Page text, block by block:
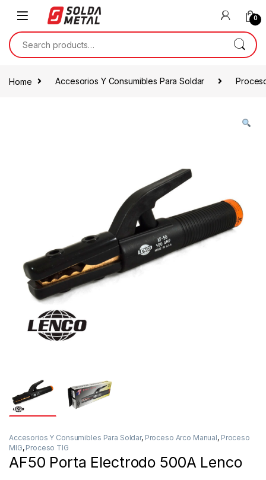
0
Home Accesorios Y Consumibles Para Soldar
Accesorios Y Consumibles Para Soldar, Proceso Arco Manual, Proceso
MIG, Proceso TIG
AF50 Porta Electrodo 500A Lenco